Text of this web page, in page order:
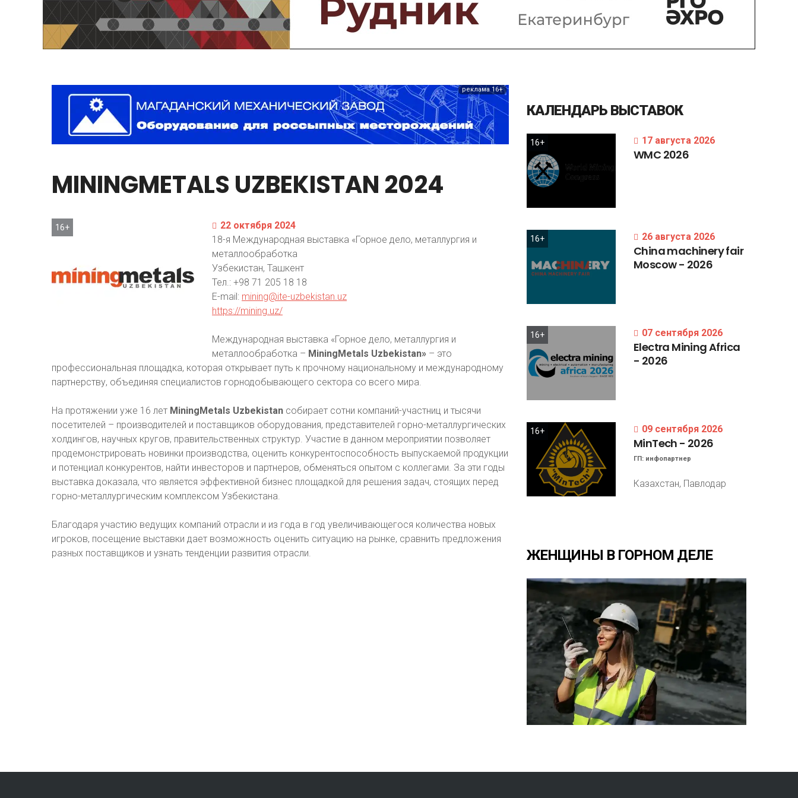
Предприятия и компании
Интервью
Выставки, Конференции
реклама 16+
MININGMETALS UZBEKISTAN 2024
16+
22 октября 2024
18-я Международная выставка «Горное дело, металлургия и
металлообработка
Узбекистан, Ташкент
Тел.: +98 71 205 18 18
E-mail: mining@ite-uzbekistan.uz
https://mining.uz/
Международная выставка «Горное дело, металлургия и
металлообработка – MiningMetals Uzbekistan» – это
профессиональная площадка, которая открывает путь к прочному национальному и международному
партнерству, объединяя специалистов горнодобывающего сектора со всего мира.
На протяжении уже 16 лет MiningMetals Uzbekistan собирает сотни компаний-участниц и тысячи
посетителей – производителей и поставщиков оборудования, представителей горно-металлургических
холдингов, научных кругов, правительственных структур. Участие в данном мероприятии позволяет
продемонстрировать новинки производства, оценить конкурентоспособность выпускаемой продукции
и потенциал конкурентов, найти инвесторов и партнеров, обменяться опытом с коллегами. За эти годы
выставка доказала, что является эффективной бизнес площадкой для решения задач, стоящих перед
горно-металлургическим комплексом Узбекистана.
Благодаря участию ведущих компаний отрасли и из года в год увеличивающегося количества новых
игроков, посещение выставки дает возможность оценить ситуацию на рынке, сравнить предложения
разных поставщиков и узнать тенденции развития отрасли.
КАЛЕНДАРЬ ВЫСТАВОК
16+ 17 августа 2026
WMC 2026
16+ 26 августа 2026
Chinamachineryfair
Moscow- 2026
16+ 07 сентября 2026
Electra MiningAfrica
- 2026
16+ 09 сентября 2026
MinTech - 2026
ГП: инфопартнер
Казахстан, Павлодар
ЖЕНЩИНЫ В ГОРНОМ ДЕЛЕ